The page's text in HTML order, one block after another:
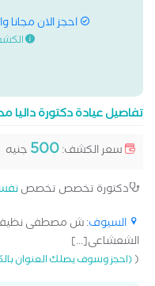
احجز الان مجانا
تفاصيل عيادة دكتورة داليا
سعر الكشف:500 جنيه
دكتورة تخصص تخصص
السيوف: ش مصطفى نظيف
الشعشاعى[...]
((احجز وسوف يصلك العنوان